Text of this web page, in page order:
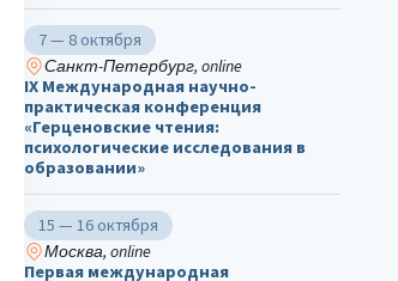
7 — 8 октября
Санкт-Петербург, online
IX Международная научно-
практическая конференция
«Герценовские чтения:
психологические исследования в
образовании»
15 — 16 октября
Москва, online
Первая международная